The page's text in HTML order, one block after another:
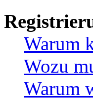
Warum
Wozu
Warum